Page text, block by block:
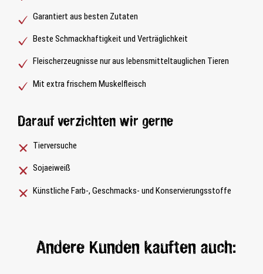
Garantiert aus besten Zutaten
Beste Schmackhaftigkeit und Verträglichkeit
Fleischerzeugnisse nur aus lebensmitteltauglichen Tieren
Mit extra frischem Muskelfleisch
Darauf verzichten wir gerne
Tierversuche
Sojaeiweiß
Künstliche Farb-, Geschmacks- und Konservierungsstoffe
Andere Kunden kauften auch:
AL
LE
AU
BA
LD
AU
!
BA
LD
AU
BA
LD